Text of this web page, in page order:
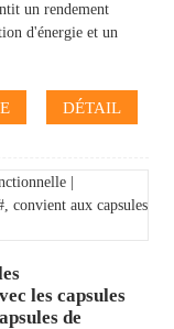
un rendement
d'énergie et un
DÉTAIL
les capsules
de